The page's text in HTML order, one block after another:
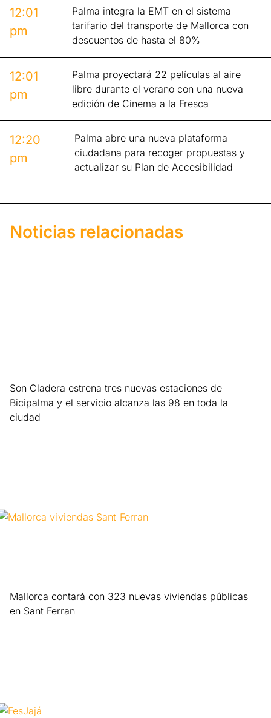
12:01
pm
Palma integra la EMT en el sistema
tarifario del transporte de Mallorca con
descuentos de hasta el 80%
12:01
pm
Palma proyectará 22 películas al aire
libre durante el verano con una nueva
edición de Cinema a la Fresca
12:20
pm
Palma abre una nueva plataforma
ciudadana para recoger propuestas y
actualizar su Plan de Accesibilidad
Noticias relacionadas
Son Cladera estrena tres nuevas estaciones de
Bicipalma y el servicio alcanza las 98 en toda la
ciudad
Mallorca contará con 323 nuevas viviendas públicas
en Sant Ferran